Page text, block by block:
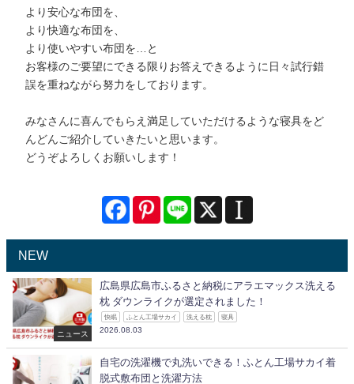
より安心な布団を、
より快適な布団を、
より使いやすい布団を…と
お客様のご要望にできる限りお答えできるように日々試行錯
誤を重ねながら努力をしております。
みなさんに喜んでもらえ満足していただけるような寝具をど
んどんご紹介していきたいと思います。
どうぞよろしくお願いします！
NEW
ニュース
広島県広島市ふるさと納税にアラエマックス洗える
枕 ダウンライクが選定されました！
快眠 ふとん工場サカイ 洗える枕 寝具
2026.08.03
自宅の洗濯機で丸洗いできる！ふとん工場サカイ着
脱式敷布団と洗濯方法